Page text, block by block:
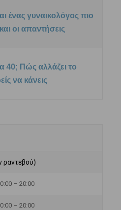
ένας γυναικολόγος πιο
οι απαντήσεις
40; Πώς αλλάζει το
να κάνεις
ραντεβού)
– 20:00
– 20:00